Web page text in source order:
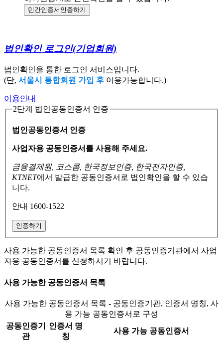
민간인증서 인증하기
법인확인 로그인(기업회원)
법인확인을 통한 로그인 서비스입니다.
(단, 서울시 통합회원 가입 후 이용가능합니다.)
이용안내
2단계 법인공동인증서 인증
법인공동인증서 인증
사업자용 공동인증서를 사용해 주세요.
금융결제원, 코스콤, 한국정보인증, 한국전자인증,
KTNET에서 발급한 공동인증서로 법인확인을 할 수 있습
니다.
안내 1600-1522
인증하기
사용 가능한 공동인증서 목록 확인 후 공동인증기관에서 사업
자용 공동인증서를 신청하시기 바랍니다.
사용 가능한 공동인증서 목록
사용 가능한 공동인증서 목록 - 공동인증기관, 인증서 명칭, 사
용 가능 공동인증서로 구성
공동인증기
관
인증서 명
칭
사용 가능 공동인증서